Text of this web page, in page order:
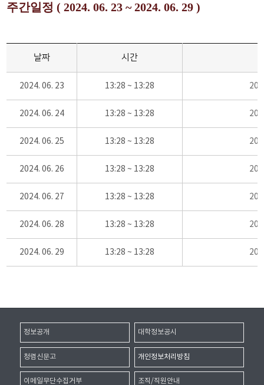
주간일정 ( 2024. 06. 23 ~ 2024. 06. 29 )
날짜 시간
2024. 06. 23 13:28 ~ 13:28
2024. 06. 24 13:28 ~ 13:28
2024. 06. 25 13:28 ~ 13:28
2024. 06. 26 13:28 ~ 13:28
2024. 06. 27 13:28 ~ 13:28
2024. 06. 28 13:28 ~ 13:28
2024. 06. 29 13:28 ~ 13:28
정보공개 대학정보공시
청렴신문고 개인정보처리방침
이메일무단수집거부 조직/직원안내